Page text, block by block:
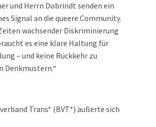
und Herrn Dobrindt senden ein
Signal an die queere Community.
wachsender Diskriminierung
es eine klare Haltung für
– und keine Rückkehr zu
Denkmustern.“
Trans* (BVT*) äußerte sich